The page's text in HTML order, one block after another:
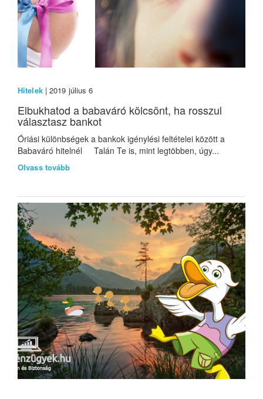
Hitelek| 2019 július 6
Elbukhatod a babaváró kölcsönt, ha rosszul
választasz bankot
Óriási különbségek a bankok igénylési feltételei között a
Babaváró hitelnél Talán Te is, mint legtöbben, úgy...
Olvass tovább